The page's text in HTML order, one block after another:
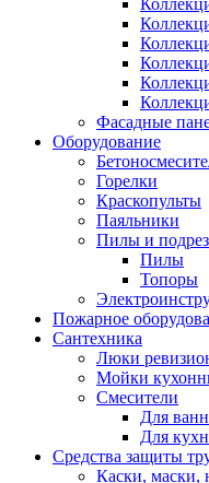
Фасадные
Оборудование
Горелки
Краскопульты
Паяльники
Пилы и
Пилы
Топоры
Пожарное
Сантехника
Люки
Мойки
Смесители
Для
Для
Средства защиты
Каски, маски,